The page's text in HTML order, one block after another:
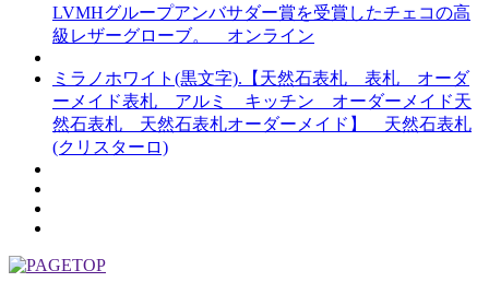
LVMHグループアンバサダー賞を受賞したチェコの高
級レザーグローブ。 オンライン
ミラノホワイト(黒文字).【天然石表札 表札 オーダ
ーメイド表札 アルミ キッチン オーダーメイド天
然石表札 天然石表札オーダーメイド】 天然石表札
(クリスターロ)